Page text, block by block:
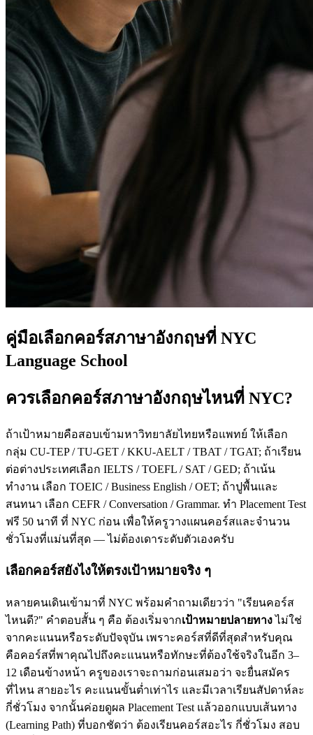
คู่มือเลือกคอร์สภาษาอังกฤษที่ NYC
Language School
ควรเลือกคอร์สภาษาอังกฤษไหนที่ NYC?
ถ้าเป้าหมายคือสอบเข้ามหาวิทยาลัยไทยหรือแพทย์ ให้เลือก
กลุ่ม CU-TEP / TU-GET / KKU-AELT / TBAT / TGAT; ถ้าเรียน
ต่อต่างประเทศเลือก IELTS / TOEFL / SAT / GED; ถ้าเน้น
ทำงาน เลือก TOEIC / Business English / OET; ถ้าปูพื้นและ
สนทนา เลือก CEFR / Conversation / Grammar. ทำ Placement Test
ฟรี 50 นาที ที่ NYC ก่อน เพื่อให้ครูวางแผนคอร์สและจำนวน
ชั่วโมงที่แม่นที่สุด — ไม่ต้องเดาระดับตัวเองครับ
เลือกคอร์สยังไงให้ตรงเป้าหมายจริง ๆ
หลายคนเดินเข้ามาที่ NYC พร้อมคำถามเดียวว่า "เรียนคอร์ส
ไหนดี?" คำตอบสั้น ๆ คือ ต้องเริ่มจากเป้าหมายปลายทางไม่ใช่
จากคะแนนหรือระดับปัจจุบัน เพราะคอร์สที่ดีที่สุดสำหรับคุณ
คือคอร์สที่พาคุณไปถึงคะแนนหรือทักษะที่ต้องใช้จริงในอีก 3–
12 เดือนข้างหน้า ครูของเราจะถามก่อนเสมอว่า จะยื่นสมัคร
ที่ไหน สายอะไร คะแนนขั้นต่ำเท่าไร และมีเวลาเรียนสัปดาห์ละ
กี่ชั่วโมง จากนั้นค่อยดูผล Placement Test แล้วออกแบบเส้นทาง
(Learning Path) ที่บอกชัดว่า ต้องเรียนคอร์สอะไร กี่ชั่วโมง สอบ